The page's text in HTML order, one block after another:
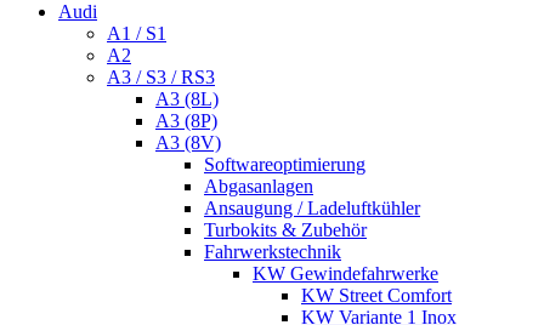
Audi
A1 / S1
A2
A3 / S3 / RS3
A3 (8L)
A3 (8P)
A3 (8V)
Softwareoptimierung
Abgasanlagen
Ansaugung / Ladeluftkühler
Turbokits & Zubehör
Fahrwerkstechnik
KW Gewindefahrwerke
KW Street Comfort
KW Variante 1 Inox